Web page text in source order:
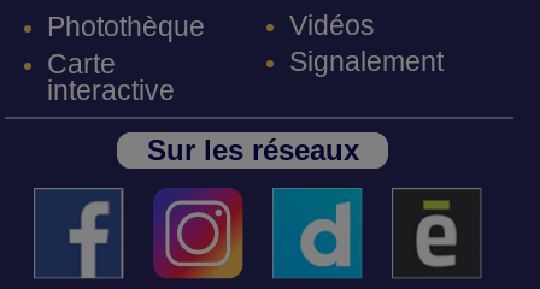
Photothèque
Carte
interactive
Vidéos
Signalement
Sur les réseaux